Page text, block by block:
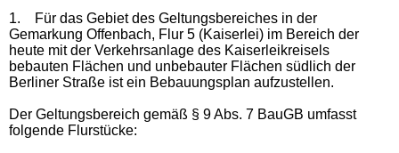
1.
Für das Gebiet des Geltungsbereiches in der
Gemarkung Offenbach, Flur 5 (Kaiserlei) im Bereich der
heute mit der Verkehrsanlage des Kaiserleikreisels
bebauten Flächen und unbebauter Flächen südlich der
Berliner Straße ist ein Bebauungsplan aufzustellen.
Der Geltungsbereich gemäß § 9 Abs. 7 BauGB umfasst
folgende Flurstücke: